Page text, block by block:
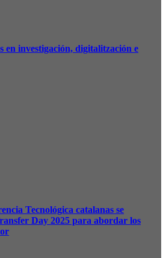
en investigación, digitalitzación e
Tecnológica catalanas se
Day 2025 para abordar los